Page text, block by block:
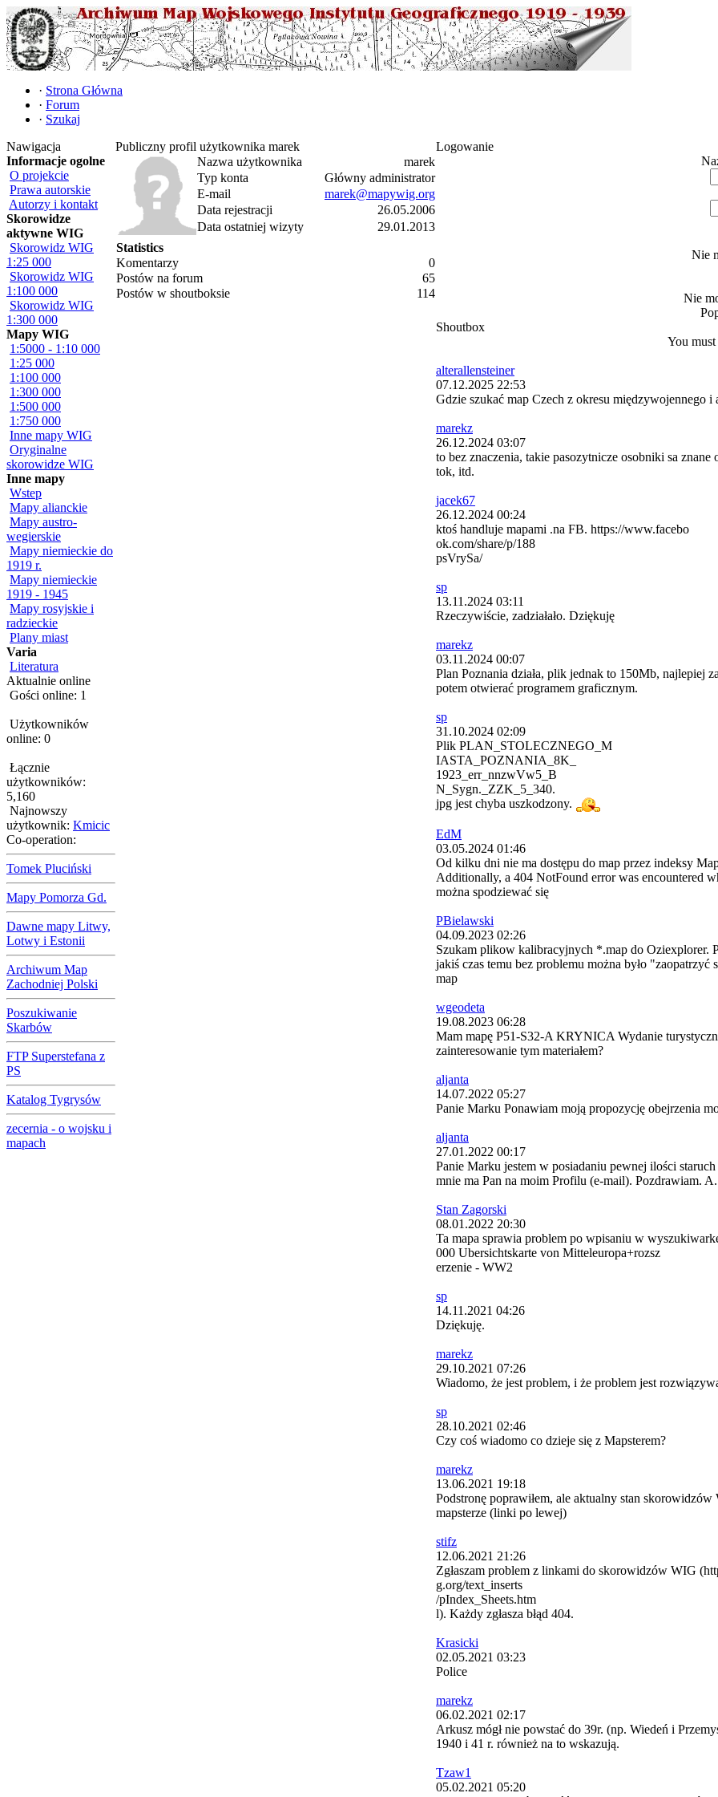
· Strona Główna
· Forum
· Szukaj
Nawigacja
Informacje ogolne
O projekcie
Prawa autorskie
Autorzy i kontakt
Skorowidze
aktywne WIG
Skorowidz WIG
1:25 000
Skorowidz WIG
1:100 000
Skorowidz WIG
1:300 000
Mapy WIG
1:5000 - 1:10 000
1:25 000
1:100 000
1:300 000
1:500 000
1:750 000
Inne mapy WIG
Oryginalne
skorowidze WIG
Inne mapy
Wstep
Mapy alianckie
Mapy austro-
wegierskie
Mapy niemieckie do
1919 r.
Mapy niemieckie
1919 - 1945
Mapy rosyjskie i
radzieckie
Plany miast
Varia
Literatura
Aktualnie online
Gości online: 1
Użytkowników
online: 0
Łącznie
użytkowników:
5,160
Najnowszy
użytkownik: Kmicic
Co-operation:
Tomek Pluciński
Mapy Pomorza Gd.
Dawne mapy Litwy,
Lotwy i Estonii
Archiwum Map
Zachodniej Polski
Poszukiwanie
Skarbów
FTP Superstefana z
PS
Katalog Tygrysów
zecernia - o wojsku i
mapach
Publiczny profil użytkownika marek
Nazwa użytkownika
marek
Typ konta
Główny administrator
E-mail
marek@mapywig.org
Data rejestracji
26.05.2006
Data ostatniej wizyty
29.01.2013
Statistics
Komentarzy
0
Postów na forum
65
Postów w shoutboksie
114
Logowanie
Nie
Nie
Shoutbox
You must
alterallensteiner
07.12.2025 22:53
Gdzie szukać map Czech z okresu międzywojennego i
marekz
26.12.2024 03:07
to bez znaczenia, takie pasozytnicze osobniki sa
tok, itd.
jacek67
26.12.2024 00:24
ktoś handluje mapami .na FB. https://www.facebo
ok.com/share/p/188
psVrySa/
sp
13.11.2024 03:11
Rzeczywiście, zadziałało. Dziękuję
marekz
03.11.2024 00:07
Plan Poznania działa, plik jednak to 150Mb, najlepiej
potem otwierać programem graficznym.
sp
31.10.2024 02:09
Plik PLAN_STOLECZNEGO_M
IASTA_POZNANIA_8K_
1923_err_nnzwVw5_B
N_Sygn._ZZK_5_340.
jpg jest chyba uszkodzony.
EdM
03.05.2024 01:46
Od kilku dni nie ma dostępu do map przez indeksy
Additionally, a 404 NotFound error was encountered
można spodziewać się
PBielawski
04.09.2023 02:26
Szukam plikow kalibracyjnych *.map do Oziexplorer.
jakiś czas temu bez problemu można było
map
wgeodeta
19.08.2023 06:28
Mam mapę P51-S32-A KRYNICA Wydanie
zainteresowanie tym materiałem?
aljanta
14.07.2022 05:27
Panie Marku Ponawiam moją propozycję obejrzenia
aljanta
27.01.2022 00:17
Panie Marku jestem w posiadaniu pewnej ilości
mnie ma Pan na moim Profilu (e-mail). Pozdrawiam. A.
Stan Zagorski
08.01.2022 20:30
Ta mapa sprawia problem po wpisaniu w
000 Ubersichtskarte von Mitteleuropa+rozsz
erzenie - WW2
sp
14.11.2021 04:26
Dziękuję.
marekz
29.10.2021 07:26
Wiadomo, że jest problem, i że problem jest
sp
28.10.2021 02:46
Czy coś wiadomo co dzieje się z Mapsterem?
marekz
13.06.2021 19:18
Podstronę poprawiłem, ale aktualny stan
mapsterze (linki po lewej)
stifz
12.06.2021 21:26
Zgłaszam problem z linkami do skorowidzów WIG
g.org/text_inserts
/pIndex_Sheets.htm
l). Każdy zgłasza błąd 404.
Krasicki
02.05.2021 03:23
Police
marekz
06.02.2021 02:17
Arkusz mógł nie powstać do 39r. (np. Wiedeń i
1940 i 41 r. również na to wskazują.
Tzaw1
05.02.2021 05:20